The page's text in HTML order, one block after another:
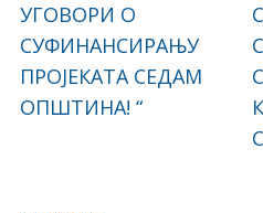
УГОВОРИ О
СУФИНАНСИРАЊУ
ПРОЈЕКАТА СЕДАМ
ОПШТИНА! “